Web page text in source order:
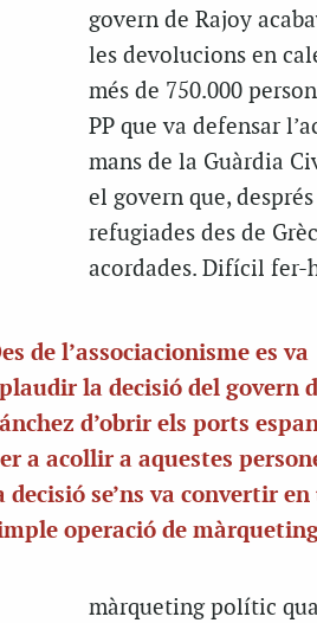
govern de Rajoy
les devolucions en
més de 750.000
PP que va defensar
mans de la Guàrdia
el govern que,
refugiades des de
acordades. Difícil fer-
de l’associacionisme es va
la decisió del govern
d’obrir els ports
a acollir a aquestes
decisió se’ns va convertir
operació de
màrqueting polític